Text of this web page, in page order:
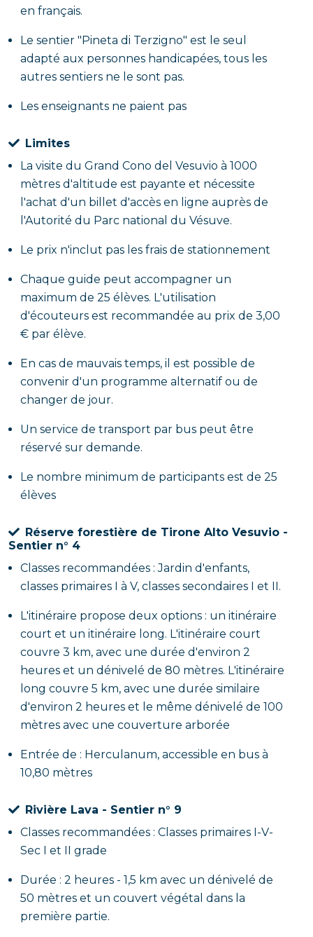
en français.
Le sentier "Pineta di Terzigno" est le seul
adapté aux personnes handicapées, tous les
autres sentiers ne le sont pas.
Les enseignants ne paient pas
Limites
La visite du Grand Cono del Vesuvio à 1000
mètres d'altitude est payante et nécessite
l'achat d'un billet d'accès en ligne auprès de
l'Autorité du Parc national du Vésuve.
Le prix n'inclut pas les frais de stationnement
Chaque guide peut accompagner un
maximum de 25 élèves. L'utilisation
d'écouteurs est recommandée au prix de 3,00
€ par élève.
En cas de mauvais temps, il est possible de
convenir d'un programme alternatif ou de
changer de jour.
Un service de transport par bus peut être
réservé sur demande.
Le nombre minimum de participants est de 25
élèves
Réserve forestière de Tirone Alto Vesuvio -
Sentier n° 4
Classes recommandées : Jardin d'enfants,
classes primaires I à V, classes secondaires I et II.
L'itinéraire propose deux options : un itinéraire
court et un itinéraire long. L'itinéraire court
couvre 3 km, avec une durée d'environ 2
heures et un dénivelé de 80 mètres. L'itinéraire
long couvre 5 km, avec une durée similaire
d'environ 2 heures et le même dénivelé de 100
mètres avec une couverture arborée
Entrée de : Herculanum, accessible en bus à
10,80 mètres
Rivière Lava - Sentier n° 9
Classes recommandées : Classes primaires I-V-
Sec I et II grade
Durée : 2 heures - 1,5 km avec un dénivelé de
50 mètres et un couvert végétal dans la
première partie.